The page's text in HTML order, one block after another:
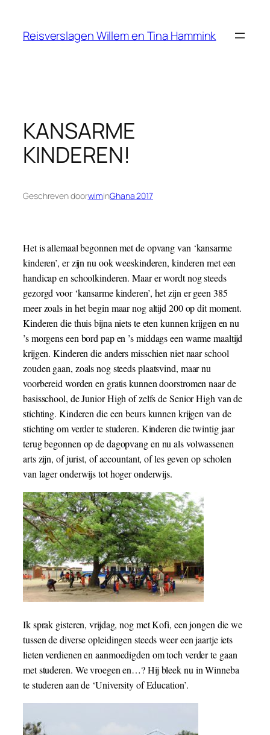
Reisverslagen Willem en Tina Hammink
KANSARME
KINDEREN!
Geschreven doorwiminGhana 2017
Het is allemaal begonnen met de opvang van ‘kansarme
kinderen’, er zijn nu ook weeskinderen, kinderen met een
handicap en schoolkinderen. Maar er wordt nog steeds
gezorgd voor ‘kansarme kinderen’, het zijn er geen 385
meer zoals in het begin maar nog altijd 200 op dit moment.
Kinderen die thuis bijna niets te eten kunnen krijgen en nu
’s morgens een bord pap en ’s middags een warme maaltijd
krijgen. Kinderen die anders misschien niet naar school
zouden gaan, zoals nog steeds plaatsvind, maar nu
voorbereid worden en gratis kunnen doorstromen naar de
basisschool, de Junior High of zelfs de Senior High van de
stichting. Kinderen die een beurs kunnen krijgen van de
stichting om verder te studeren. Kinderen die twintig jaar
terug begonnen op de dagopvang en nu als volwassenen
arts zijn, of jurist, of accountant, of les geven op scholen
van lager onderwijs tot hoger onderwijs.
Ik sprak gisteren, vrijdag, nog met Kofi, een jongen die we
tussen de diverse opleidingen steeds weer een jaartje iets
lieten verdienen en aanmoedigden om toch verder te gaan
met studeren. We vroegen en…? Hij bleek nu in Winneba
te studeren aan de ‘University of Education’.